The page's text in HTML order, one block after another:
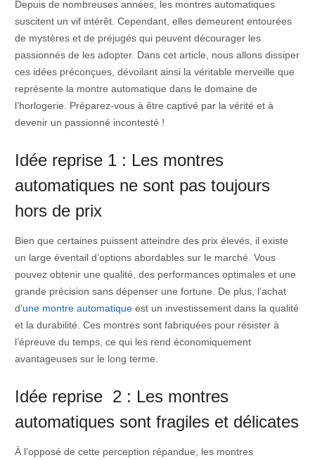
Depuis de nombreuses années, les montres automatiques
suscitent un vif intérêt. Cependant, elles demeurent entourées
de mystères et de préjugés qui peuvent décourager les
passionnés de les adopter. Dans cet article, nous allons dissiper
ces idées préconçues, dévoilant ainsi la véritable merveille que
représente la montre automatique dans le domaine de
l’horlogerie. Préparez-vous à être captivé par la vérité et à
devenir un passionné incontesté !
Idée reprise 1 : Les montres
automatiques ne sont pas toujours
hors de prix
Bien que certaines puissent atteindre des prix élevés, il existe
un large éventail d’options abordables sur le marché. Vous
pouvez obtenir une qualité, des performances optimales et une
grande précision sans dépenser une fortune. De plus, l’achat
d’une montre automatiqueest un investissement dans la qualité
et la durabilité. Ces montres sont fabriquées pour résister à
l’épreuve du temps, ce qui les rend économiquement
avantageuses sur le long terme.
Idée reprise 2 : Les montres
automatiques sont fragiles et délicates
À l’opposé de cette perception répandue, les montres